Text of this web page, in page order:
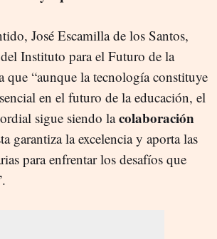
José Escamilla de los Santos,
Instituto para el Futuro de la
que “aunque la tecnología constituye
en el futuro de la educación, el
sigue siendo lacolaboración
garantiza la excelencia y aporta las
para enfrentar los desafíos que